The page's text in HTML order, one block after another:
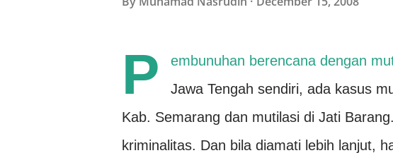
P
embunuhan berencana dengan
Jawa Tengah sendiri, ada kasus
Kab. Semarang dan mutilasi di Jati
kriminalitas. Dan bila diamati lebih lanjut,